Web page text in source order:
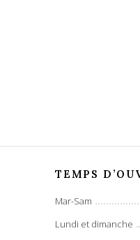
TEMPS
Mar-Sam
Lundi et dimanche